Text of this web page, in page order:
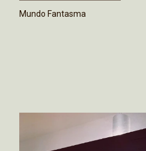
Mundo Fantasma